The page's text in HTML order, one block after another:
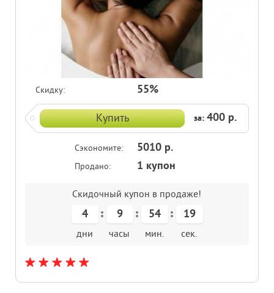
Скидку: 55%
Купить за: 400 р.
Сэкономите: 5010 р.
Продано: 1 купон
Скидочный купон в продаже!
4
дни
9
часы
54
мин.
19
сек.